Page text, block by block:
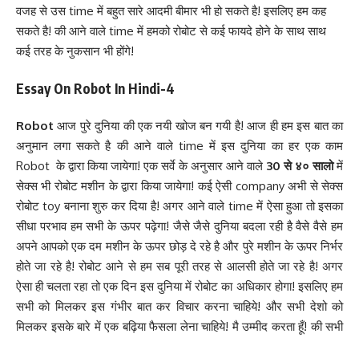
वजह से उस time में बहुत सारे आदमी बीमार भी हो सकते है! इसलिए हम कह
सकते है! की आने वाले time में हमको रोबोट से कई फायदे होने के साथ साथ
कई तरह के नुकसान भी होंगे!
Essay On Robot In Hindi-4
Robot आज पुरे दुनिया की एक नयी खोज बन गयी है! आज ही हम इस बात का
अनुमान लगा सकते है की आने वाले time में इस दुनिया का हर एक काम
Robot के द्वारा किया जायेगा! एक सर्वे के अनुसार आने वाले 30 से ४० सालोमें
सेक्स भी रोबोट मशीन के द्वारा किया जायेगा! कई ऐसी company अभी से सेक्स
रोबोट toy बनाना शुरु कर दिया है! अगर आने वाले time में ऐसा हुआ तो इसका
सीधा परभाव हम सभी के ऊपर पढ़ेगा! जैसे जैसे दुनिया बदला रही है वैसे वैसे हम
अपने आपको एक दम मशीन के ऊपर छोड़ दे रहे है और पुरे मशीन के ऊपर निर्भर
होते जा रहे है! रोबोट आने से हम सब पूरी तरह से आलसी होते जा रहे है! अगर
ऐसा ही चलता रहा तो एक दिन इस दुनिया में रोबोट का अधिकार होगा! इसलिए हम
सभी को मिलकर इस गंभीर बात कर विचार करना चाहिये! और सभी देशो को
मिलकर इसके बारे में एक बढ़िया फैसला लेना चाहिये! मै उम्मीद करता हूँ! की सभी